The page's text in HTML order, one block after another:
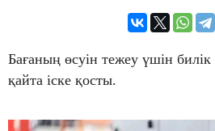
Бағаның өсуін тежеу үшін билік
қайта іске қосты.